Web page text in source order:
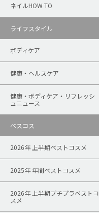
ネイルHOW TO
ライフスタイル
ボディケア
健康・ヘルスケア
健康・ボディケア・リフレッシ
ュニュース
ベスコス
2026年 上半期ベストコスメ
2025年 年間ベストコスメ
2026年 上半期プチプラベストコ
スメ